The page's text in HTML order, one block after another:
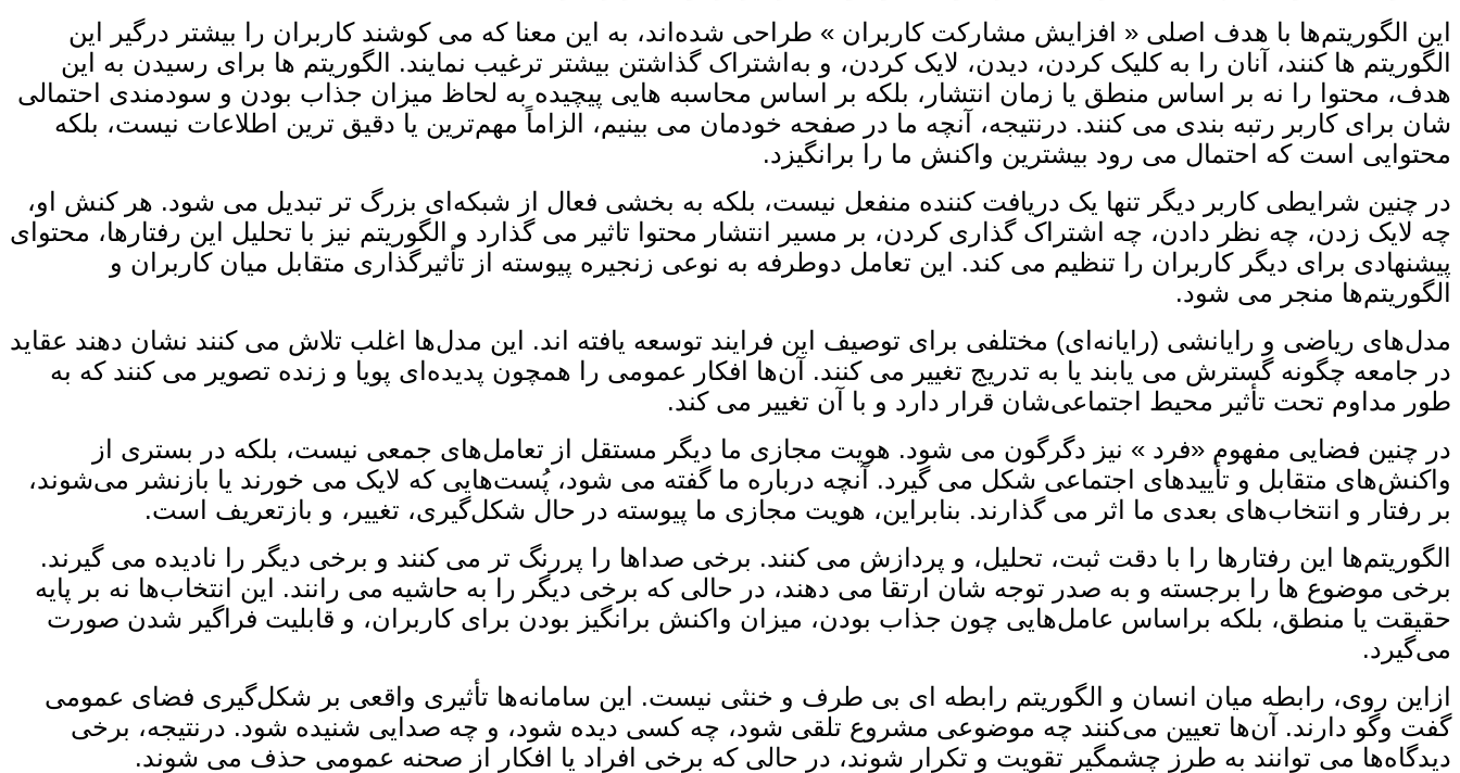
این الگوریتم‌ها با هدف اصلی « افزایش مشارکت کاربران » طراحی شده‌اند، به‌ این معنا که می‌ کوشند کاربران را بیشتر درگیر این
الگوریتم‌ ها کنند، آنان را به کلیک کردن، دیدن، لایک کردن، و به‌اشتراک گذاشتن بیشتر ترغیب نمایند. الگوریتم‌ ها برای رسیدن به این
هدف، محتوا را نه بر اساس منطق یا زمان انتشار، بلکه بر اساس محاسبه ‌هایی پیچیده به‌ لحاظ میزان جذاب بودن و سودمندی احتمالی
‌شان برای کاربر رتبه ‌بندی می ‌کنند. درنتیجه، آنچه ما در صفحه خودمان می ‌بینیم، الزاماً مهم‌ترین یا دقیق ‌ترین اطلاعات نیست، بلکه
محتوایی است که احتمال می ‌رود بیشترین واکنش ما را برانگیزد.
در چنین شرایطی کاربر دیگر تنها یک دریافت‌ کننده منفعل نیست، بلکه به بخشی فعال از شبکه‌ای بزرگ ‌تر تبدیل می‌ شود. هر کنش او،
چه لایک زدن، چه نظر دادن، چه اشتراک ‌گذاری کردن، بر مسیر انتشار محتوا تاثیر می ‌گذارد و الگوریتم نیز با تحلیل این رفتارها، محتوای
پیشنهادی برای دیگر کاربران را تنظیم می‌ کند. این تعامل دوطرفه به نوعی زنجیره پیوسته از تأثیرگذاری متقابل میان کاربران و
الگوریتم‌ها منجر می ‌شود.
مدل‌های ریاضی و رایانشی (رایانه‌ای) مختلفی برای توصیف این فرایند توسعه یافته‌ اند. این مدل‌ها اغلب تلاش می ‌کنند نشان دهند عقاید
در جامعه چگونه گسترش می ‌یابند یا به ‌تدریج تغییر می‌ کنند. آن‌ها افکار عمومی را همچون پدیده‌ای پویا و زنده تصویر می‌ کنند که به‌
طور مداوم تحت تأثیر محیط اجتماعی‌شان قرار دارد و با آن تغییر می‌ کند.
در چنین فضایی مفهوم «فرد » نیز دگرگون می ‌شود. هویت مجازی ما دیگر مستقل از تعامل‌های جمعی نیست، بلکه در بستری از
واکنش‌های متقابل و تأییدهای اجتماعی شکل می ‌گیرد. آنچه درباره ما گفته می ‌شود، پُست‌هایی که لایک می ‌خورند یا بازنشر می‌شوند،
بر رفتار و انتخاب‌های بعدی‌ ما اثر می ‌گذارند. بنابراین، هویت مجازی ما پیوسته در حال شکل‌گیری، تغییر، و بازتعریف است.
الگوریتم‌ها این رفتارها را با دقت ثبت، تحلیل، و پردازش می‌ کنند. برخی صداها را پررنگ ‌تر می ‌کنند و برخی دیگر را نادیده می‌ گیرند.
برخی موضوع‌ ها را برجسته و به صدر توجه‌ شان ارتقا می ‌دهند، در حالی که برخی دیگر را به حاشیه می ‌رانند. این انتخاب‌ها نه بر پایه
حقیقت یا منطق، بلکه براساس عامل‌هایی چون جذاب بودن، میزان واکنش ‌برانگیز بودن برای کاربران، و قابلیت فراگیر شدن صورت
می‌گیرد.
ازاین ‌روی، رابطه میان انسان و الگوریتم رابطه‌ ای بی ‌طرف و خنثی نیست. این سامانه‌ها تأثیری واقعی بر شکل‌گیری فضای عمومی
گفت ‌وگو دارند. آن‌ها تعیین می‌کنند چه موضوعی مشروع تلقی شود، چه کسی دیده شود، و چه صدایی شنیده شود. درنتیجه، برخی
دیدگاه‌ها می‌ توانند به‌ طرز چشمگیر تقویت و تکرار شوند، در حالی که برخی افراد یا افکار از صحنه عمومی حذف می ‌شوند.